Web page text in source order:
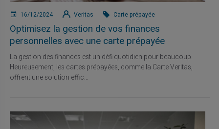
16/12/2024 Veritas Carte prépayée
Optimisez la gestion de vos finances
personnelles avec une carte prépayée
La gestion des finances est un défi quotidien pour beaucoup.
Heureusement, les cartes prépayées, comme la Carte Veritas,
offrent une solution effic...